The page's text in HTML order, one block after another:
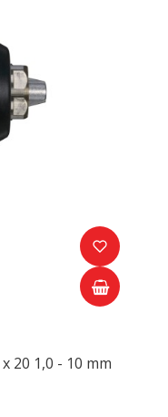
20 1,0 - 10 mm